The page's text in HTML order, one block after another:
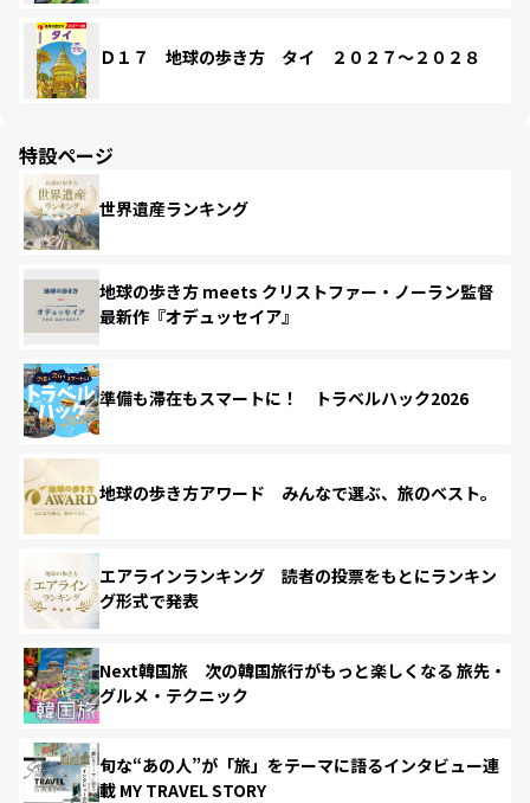
Ｄ１７ 地球の歩き方 タイ ２０２７～２０２８
特設ページ
世界遺産ランキング
地球の歩き方 meets クリストファー・ノーラン監督
最新作『オデュッセイア』
準備も滞在もスマートに！ トラベルハック2026
地球の歩き方アワード みんなで選ぶ、旅のベスト。
エアラインランキング 読者の投票をもとにランキン
グ形式で発表
Next韓国旅 次の韓国旅行がもっと楽しくなる 旅先・
グルメ・テクニック
旬な“あの人”が「旅」をテーマに語るインタビュー連
載 MY TRAVEL STORY